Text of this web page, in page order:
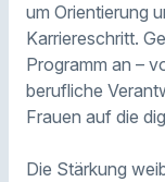
um Orientierung
Karriereschritt.
Programm an –
berufliche
Frauen auf die
Die Stärkung